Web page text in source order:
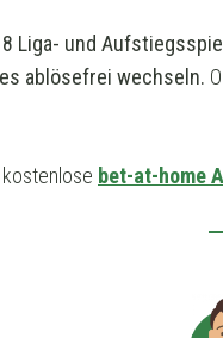
Liga- und
ablösefrei wechseln.
bet-at-home